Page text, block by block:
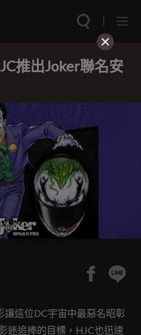
推出Joker聯名安
讓這位DC宇宙中最惡名昭彰
迷追捧的目標，HJC也迅速